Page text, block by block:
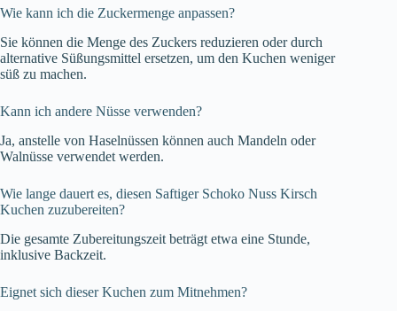
Wie kann ich die Zuckermenge anpassen?
Sie können die Menge des Zuckers reduzieren oder durch
alternative Süßungsmittel ersetzen, um den Kuchen weniger
süß zu machen.
Kann ich andere Nüsse verwenden?
Ja, anstelle von Haselnüssen können auch Mandeln oder
Walnüsse verwendet werden.
Wie lange dauert es, diesen Saftiger Schoko Nuss Kirsch
Kuchen zuzubereiten?
Die gesamte Zubereitungszeit beträgt etwa eine Stunde,
inklusive Backzeit.
Eignet sich dieser Kuchen zum Mitnehmen?